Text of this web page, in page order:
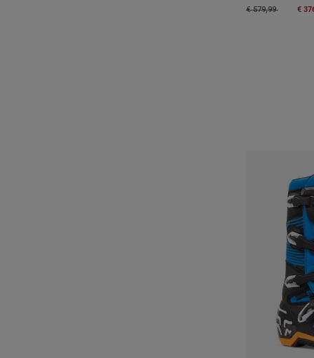
Price reduced
€ 579,99to €